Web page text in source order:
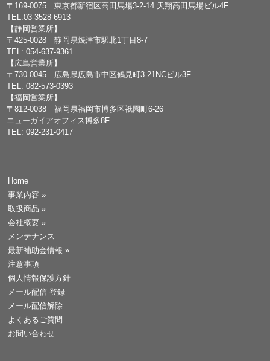
〒169-0075 東京都新宿区高田馬場3-2-14 天翔高田馬場ビル4F
TEL:03-3528-6913
【静岡営業所】
〒425-0028 静岡県焼津市駅北1丁目8-7
TEL: 054-637-9361
【広島営業所】
〒730-0045 広島県広島市中区鶴見町3-21NCビル3F
TEL: 082-573-0393
【福岡営業所】
〒812-0038 福岡県福岡市博多区祇園町6-26
ニューガイアオフィス博多8F
TEL: 092-231-0417
Home
事業内容 »
取扱商品 »
会社概要 »
メンテナンス
最新補助金情報 »
注意事項
個人情報保護方針
メール配信 登録
メール配信解除
よくあるご質問
お問い合わせ